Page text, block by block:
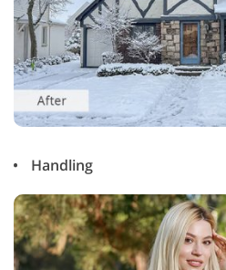
Handling